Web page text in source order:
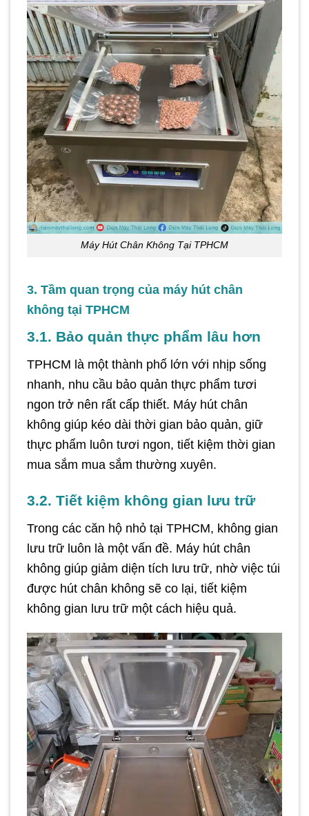
Máy Hút Chân Không Tại TPHCM
3. Tầm quan trọng của máy hút chân
không tại TPHCM
3.1. Bảo quản thực phẩm lâu hơn
TPHCM là một thành phố lớn với nhịp sống
nhanh, nhu cầu bảo quản thực phẩm tươi
ngon trở nên rất cấp thiết. Máy hút chân
không giúp kéo dài thời gian bảo quản, giữ
thực phẩm luôn tươi ngon, tiết kiệm thời gian
mua sắm mua sắm thường xuyên.
3.2. Tiết kiệm không gian lưu trữ
Trong các căn hộ nhỏ tại TPHCM, không gian
lưu trữ luôn là một vấn đề. Máy hút chân
không giúp giảm diện tích lưu trữ, nhờ việc túi
được hút chân không sẽ co lại, tiết kiệm
không gian lưu trữ một cách hiệu quả.